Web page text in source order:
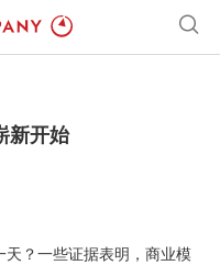
新开始
天？一些证据表明，商业模